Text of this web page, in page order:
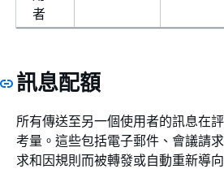
者
訊息配額
所有傳送至另一個使用者的訊息在
考量。這些包括電子郵件、會議請
求和因規則而被轉發或自動重新導